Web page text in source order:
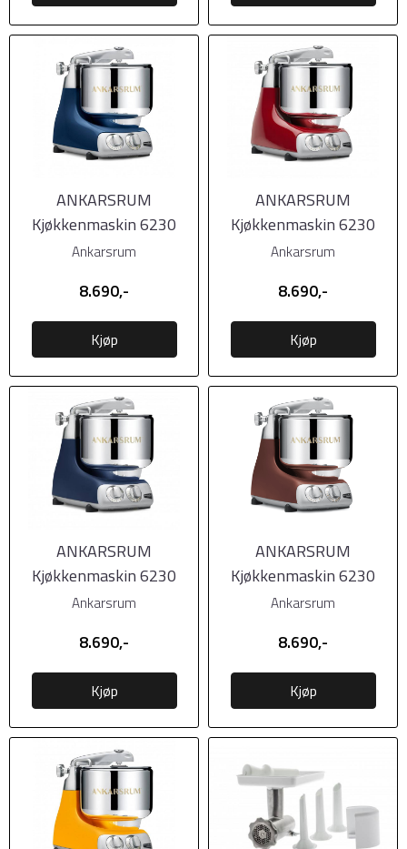
ANKARSRUM
Kjøkkenmaskin 6230
Ocean Blue (Blå blank)
Ankarsrum
8.690,-
Kjøp
ANKARSRUM
Kjøkkenmaskin 6230
Red (Rød)
Ankarsrum
8.690,-
Kjøp
ANKARSRUM
Kjøkkenmaskin 6230
Royal Blue (Blå matt)
Ankarsrum
8.690,-
Kjøp
ANKARSRUM
Kjøkkenmaskin 6230
Rustic Maroon
Ankarsrum
8.690,-
Kjøp